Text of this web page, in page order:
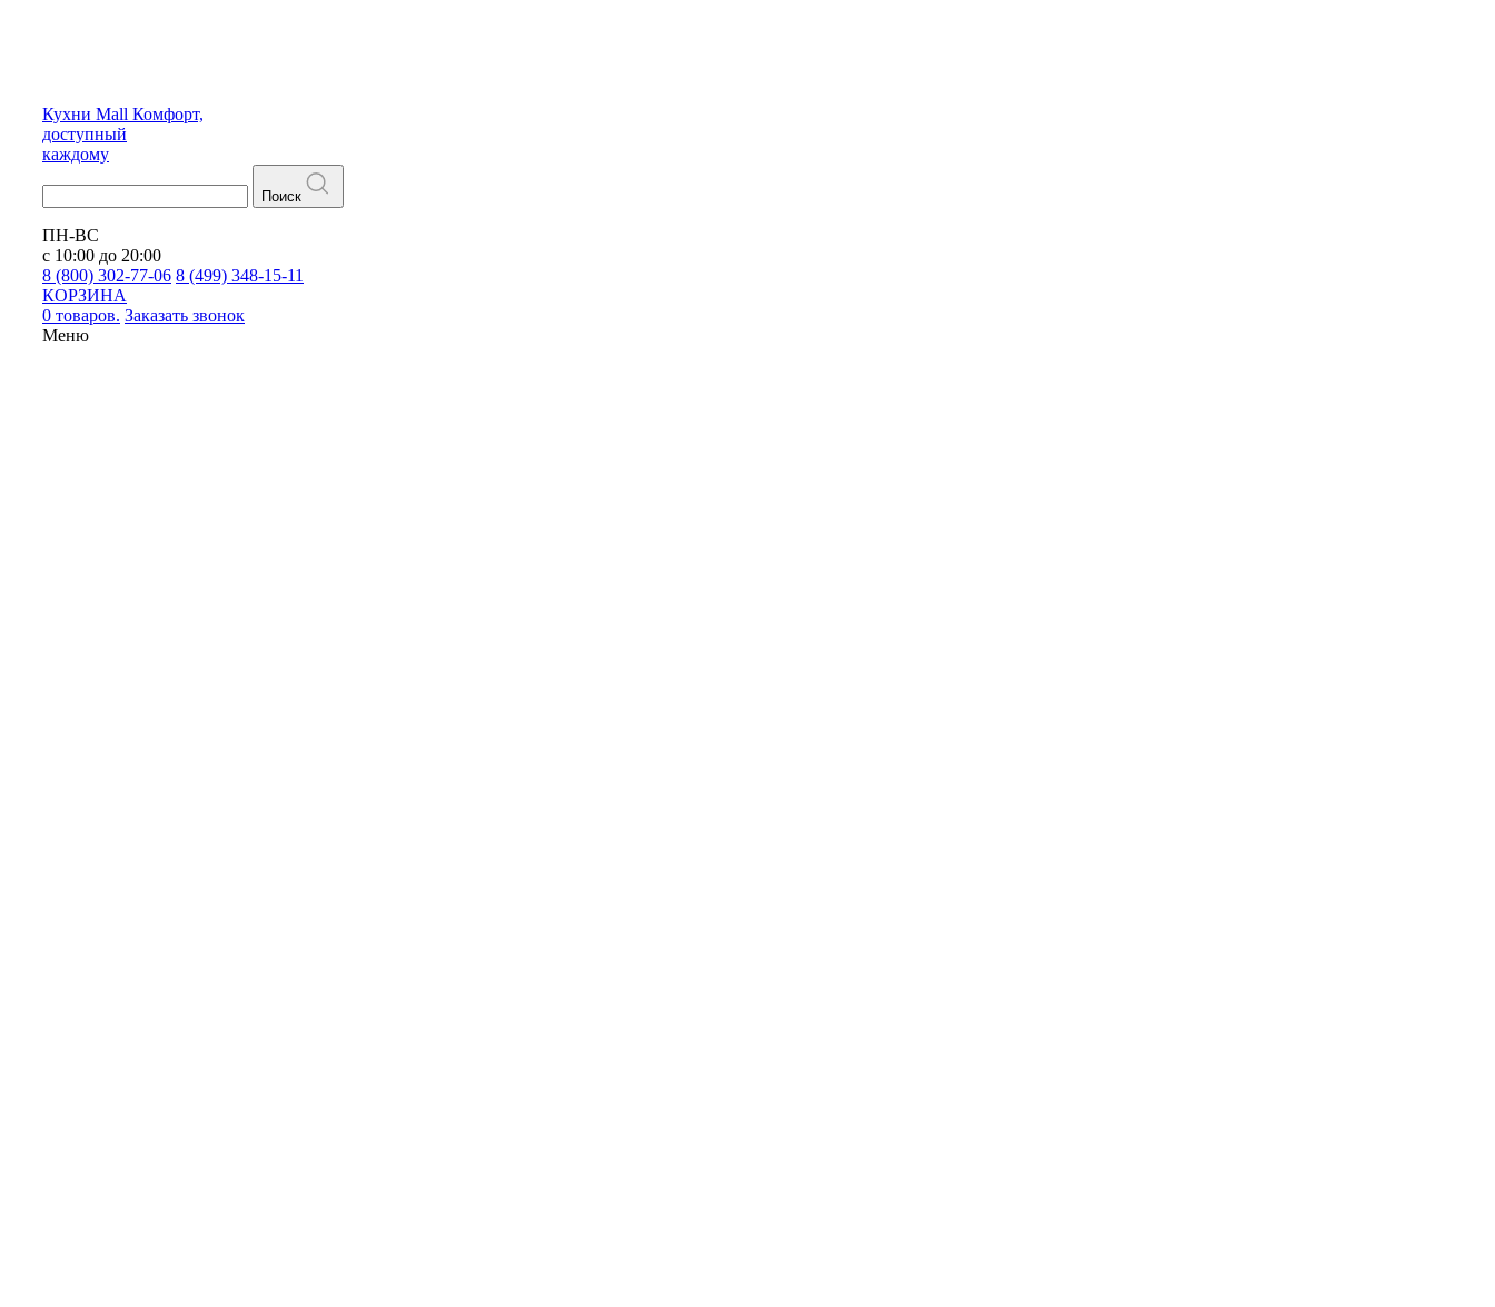
Кухни Mall Комфорт,
доступный
каждому
Поиск
ПН-ВС
с 10:00 до 20:00
8 (800) 302-77-06 8 (499) 348-15-11
КОРЗИНА
0 товаров. Заказать звонок
Меню